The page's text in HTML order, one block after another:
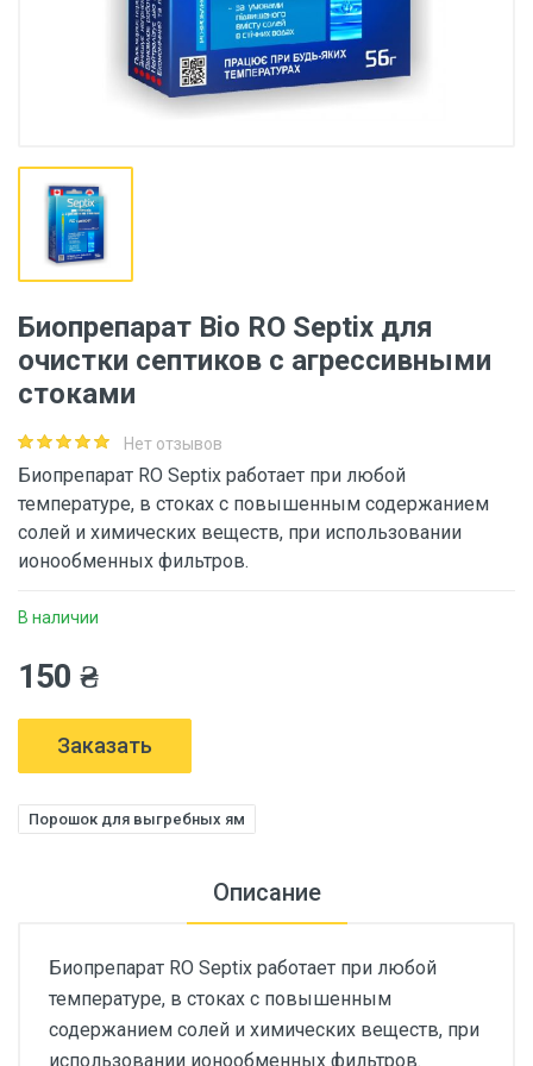
Биопрепарат Bio RO Septix для
очистки септиков с агрессивными
стоками
Нет отзывов
Биопрепарат RO Septix работает при любой
температуре, в стоках с повышенным содержанием
солей и химических веществ, при использовании
ионообменных фильтров.
В наличии
150 ₴
Заказать
Порошок для выгребных ям
Описание
Биопрепарат RO Septix работает при любой
температуре, в стоках с повышенным
содержанием солей и химических веществ, при
использовании ионообменных фильтров.